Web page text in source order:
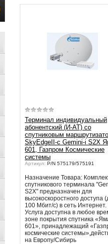
Убедительная просьба в
спутниковое оборудование.
Вещание телеканалов и
сервисов возобновится
автоматически по завершении
Терминал индивидуальный
абонентский (И-АТ) со
спутниковым
SkyEdgeII-c Gemini-i S2X
601, Газпром Космические
системы
Артикул: P/N 575179/575191
Назначение Товара:
спутникового терминала
S2X" предназначен для
высокоскоростного доступа
100 Мбит/с) в сеть Интернет.
Услуга доступна в любое
зоне покрытия спутника
601», принадлежащий
космические
на Европу/Сибирь